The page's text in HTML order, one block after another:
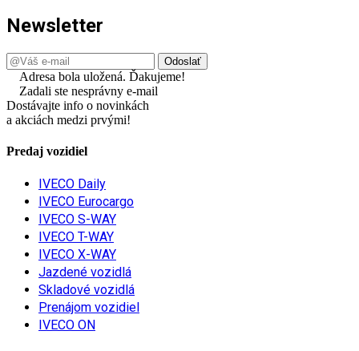
Newsletter
Adresa bola uložená. Ďakujeme!
Zadali ste nesprávny e-mail
Dostávajte info o novinkách
a akciách medzi prvými!
Predaj vozidiel
IVECO Daily
IVECO Eurocargo
IVECO S-WAY
IVECO T-WAY
IVECO X-WAY
Jazdené vozidlá
Skladové vozidlá
Prenájom vozidiel
IVECO ON